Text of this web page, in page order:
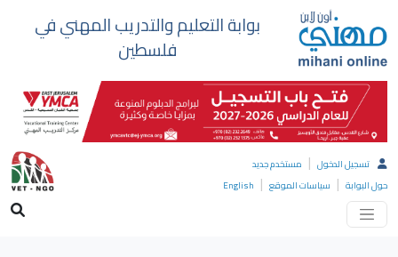
بوابة التعليم والتدريب المهني في
فلسطين
تسجيل الدخول | مستخدم جديد
حول البوابة | سياسات الموقع |
English